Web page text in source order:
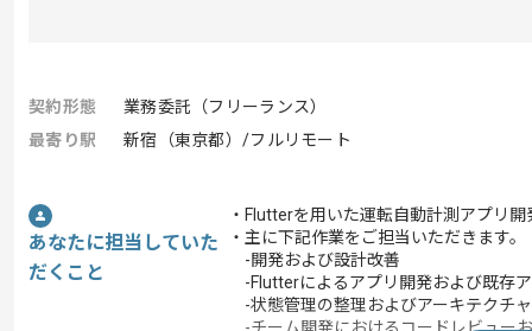
契約形態
業務委託（フリーランス）
最寄り駅
新宿（東京都）/フルリモート
あなたに担当していた
だくこと
・Flutterを用いた運転自動計測アプリ
・主に下記作業をご担当いただきます。
-開発および設計改善
-Flutterによるアプリ開発および既存
-状態管理の整理およびアーキテクチ